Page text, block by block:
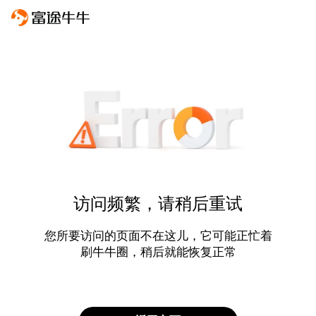
访问频繁，请稍后重试
您所要访问的页面不在这儿，它可能正忙着
刷牛牛圈，稍后就能恢复正常